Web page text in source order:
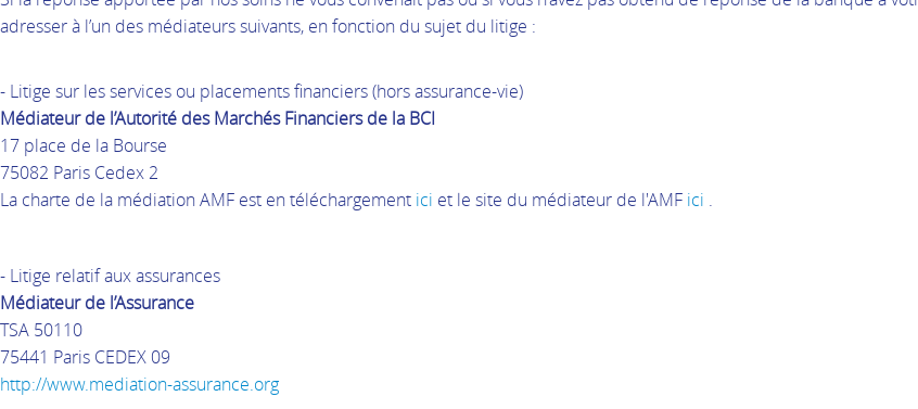
adresser à l’un des médiateurs suivants, en fonction du sujet du litige :
- Litige sur les services ou placements financiers (hors assurance-vie)
Médiateur de l’Autorité des Marchés Financiers de la BCI
17 place de la Bourse
75082 Paris Cedex 2
La charte de la médiation AMF est en téléchargement ici et le site du médiateur de l'AMF ici .
- Litige relatif aux assurances
Médiateur de l’Assurance
TSA 50110
75441 Paris CEDEX 09
http://www.mediation-assurance.org